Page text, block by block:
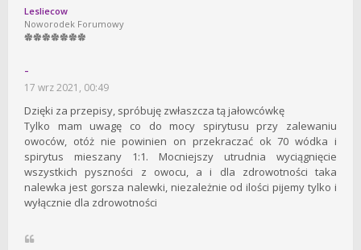
Lesliecow
Noworodek Forumowy
-
17 wrz 2021, 00:49
Dzięki za przepisy, spróbuję zwłaszcza tą jałowcówkę
Tylko mam uwagę co do mocy spirytusu przy zalewaniu
owoców, otóż nie powinien on przekraczać ok 70 wódka i
spirytus mieszany 1:1. Mocniejszy utrudnia wyciągnięcie
wszystkich pyszności z owocu, a i dla zdrowotności taka
nalewka jest gorsza nalewki, niezależnie od ilości pijemy tylko i
wyłącznie dla zdrowotności